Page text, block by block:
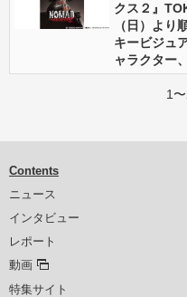
クス２』
（日）より
キービジュ
ャラクター
1
Contents
ニュース
インタビュー
レポート
動画
特集サイト